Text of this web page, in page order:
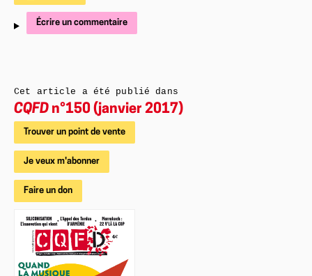
Écrire un commentaire
Cet article a été publié dans
CQFD n°150 (janvier 2017)
Trouver un point de vente
Je veux m'abonner
Faire un don